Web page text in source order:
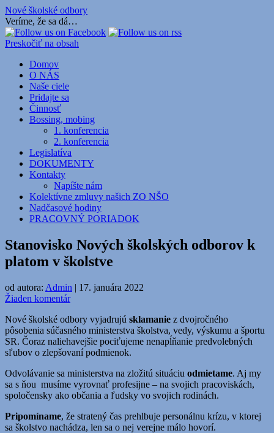
Nové školské odbory
Veríme, že sa dá…
Preskočiť na obsah
Domov
O NÁS
Naše ciele
Pridajte sa
Činnosť
Bossing, mobing
1. konferencia
2. konferencia
Legislatíva
DOKUMENTY
Kontakty
Napíšte nám
Kolektívne zmluvy našich ZO NŠO
Nadčasové hodiny
PRACOVNÝ PORIADOK
Stanovisko Nových školských odborov k
platom v školstve
od autora: Admin | 17. januára 2022
Žiaden komentár
Nové školské odbory vyjadrujú sklamanie z dvojročného
pôsobenia súčasného ministerstva školstva, vedy, výskumu a športu
SR. Čoraz naliehavejšie pociťujeme nenapĺňanie predvolebných
sľubov o zlepšovaní podmienok.
Odvolávanie sa ministerstva na zložitú situáciu odmietame. Aj my
sa s ňou musíme vyrovnať profesijne – na svojich pracoviskách,
spoločensky ako občania a ľudsky vo svojich rodinách.
Pripomíname, že stratený čas prehlbuje personálnu krízu, v ktorej
sa školstvo nachádza, len sa o nej verejne málo hovorí.